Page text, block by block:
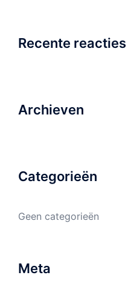
Recente reacties
Archieven
Categorieën
Geen categorieën
Meta